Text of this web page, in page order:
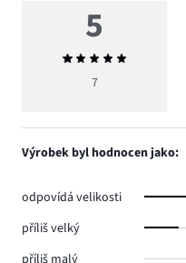
5
Průměrné
hodnocení
7
Výrobek byl hodnocen jako:
odpovídá velikosti
příliš velký
příliš malý